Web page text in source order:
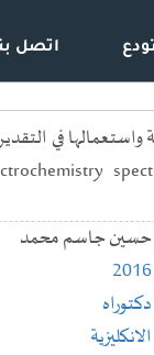
اتصل
في
حسين جاسم محمد
2016
دكتوراه
الانكليزية